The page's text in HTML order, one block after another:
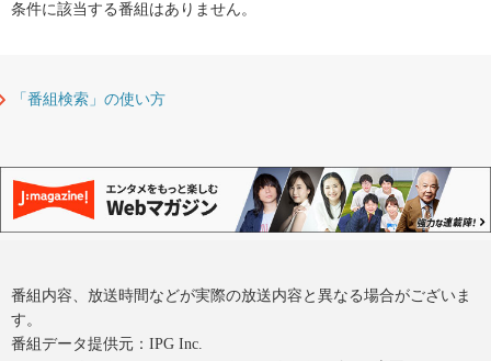
条件に該当する番組はありません。
「番組検索」の使い方
番組内容、放送時間などが実際の放送内容と異なる場合がございま
す。
番組データ提供元：IPG Inc.